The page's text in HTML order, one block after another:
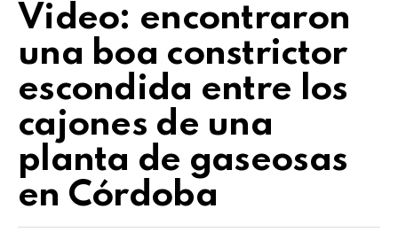
Video: encontraron
una boa constrictor
escondida entre los
cajones de una
planta de gaseosas
en Córdoba